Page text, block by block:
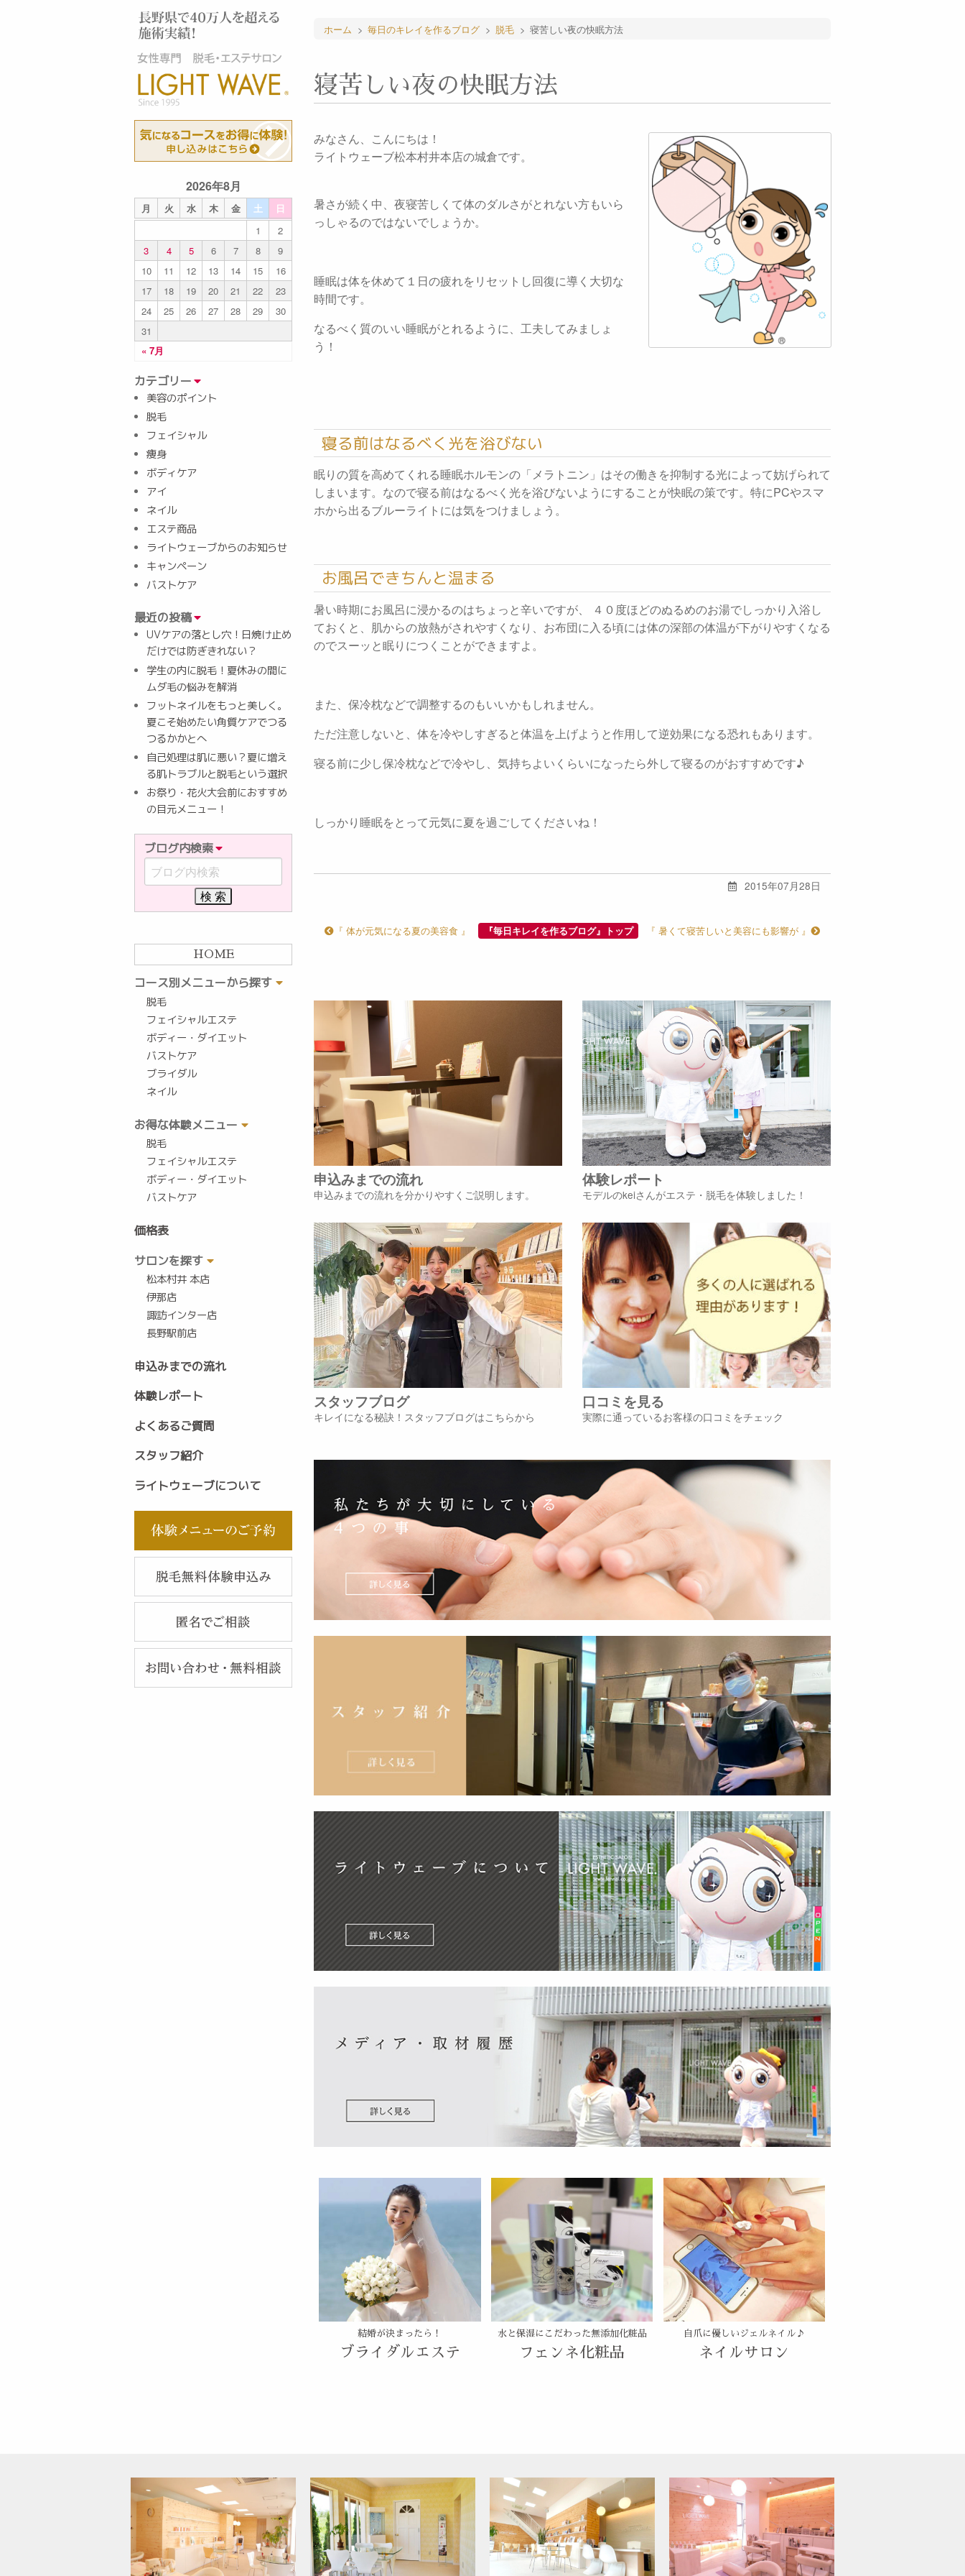
2026年8月
月 火 水 木 金 土 日
« 7月
1
2
3
4 5 6 7 8
9
10
11 12 13 14 15
16
17
18 19 20 21 22
23
24
25 26 27 28 29
30
31
カテゴリー
美容のポイント
脱毛
フェイシャル
痩身
ボディケア
アイ
ネイル
エステ商品
ライトウェーブからのお知らせ
キャンペーン
バストケア
最近の投稿
UVケアの落とし穴！日焼け止め
だけでは防ぎきれない？
学生の内に脱毛！夏休みの間に
ムダ毛の悩みを解消
フットネイルをもっと美しく。
夏こそ始めたい角質ケアでつる
つるかかとへ
自己処理は肌に悪い？夏に増え
る肌トラブルと脱毛という選択
お祭り・花火大会前におすすめ
の目元メニュー！
ブログ内検索
HOME
コース別メニューから探す
脱毛
フェイシャルエステ
ボディー・ダイエット
バストケア
ブライダル
ネイル
お得な体験メニュー
脱毛
フェイシャルエステ
ボディー・ダイエット
バストケア
価格表
サロンを探す
松本村井 本店
伊那店
諏訪インター店
長野駅前店
申込みまでの流れ
体験レポート
よくあるご質問
スタッフ紹介
ライトウェーブについて
ホーム > 毎日のキレイを作るブログ > 脱毛 > 寝苦しい夜の快眠方法
寝苦しい夜の快眠方法
みなさん、こんにちは！
ライトウェーブ松本村井本店の城倉です。
暑さが続く中、夜寝苦しくて体のダルさがとれない方もいら
っしゃるのではないでしょうか。
睡眠は体を休めて１日の疲れをリセットし回復に導く大切な
時間です。
なるべく質のいい睡眠がとれるように、工夫してみましょ
う！
寝る前はなるべく光を浴びない
眠りの質を高めてくれる睡眠ホルモンの「メラトニン」はその働きを抑制する光によって妨げられて
しまいます。なので寝る前はなるべく光を浴びないようにすることが快眠の策です。特にPCやスマ
ホから出るブルーライトには気をつけましょう。
お風呂できちんと温まる
暑い時期にお風呂に浸かるのはちょっと辛いですが、 ４０度ほどのぬるめのお湯でしっかり入浴し
ておくと、肌からの放熱がされやすくなり、お布団に入る頃には体の深部の体温が下がりやすくなる
のでスーッと眠りにつくことができますよ。
また、保冷枕などで調整するのもいいかもしれません。
ただ注意しないと、体を冷やしすぎると体温を上げようと作用して逆効果になる恐れもあります。
寝る前に少し保冷枕などで冷やし、気持ちよいくらいになったら外して寝るのがおすすめです♪
しっかり睡眠をとって元気に夏を過ごしてくださいね！
2015年07月28日
『 体が元気になる夏の美容食 』 『毎日キレイを作るブログ』トップ 『 暑くて寝苦しいと美容にも影響が 』
申込みまでの流れ
申込みまでの流れを分かりやすくご説明します。
体験レポート
モデルのkeiさんがエステ・脱毛を体験しました！
スタッフブログ
キレイになる秘訣！スタッフブログはこちらから
口コミを見る
実際に通っているお客様の口コミをチェック
結婚が決まったら！
ブライダルエステ
水と保湿にこだわった無添加化粧品
フェンネ化粧品
自爪に優しいジェルネイル♪
ネイルサロン